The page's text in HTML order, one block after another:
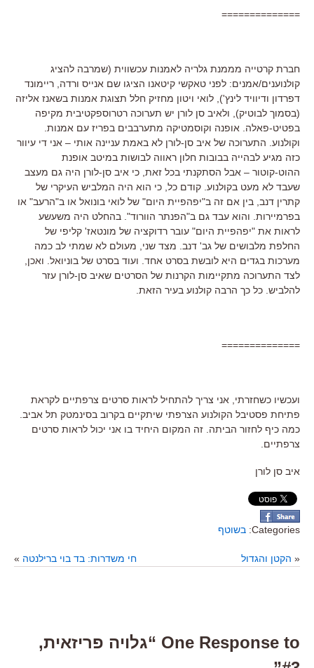
==============
חברת קרטייה מממנת גלריה לאמנות עכשווית (שמרבה להציג
קולנוענים/אמנים: לפני טאקשי קיטאנו הציגו שם אנייס ורדה, ריימונד
דפרדון ודיוויד לינץ'), לואי ויטון מחזיק חלל תצוגת אמנות בשאנז אליזה
(בסמוך לבוטיק), ולאיב סן לורן יש תערוכה רטרוספקטיבית מקיפה
בפטיט-פאלה. אופנה וקוסמטיקה מתערבבים בפריז עם אמנות.
וקולנוע. התערוכה של איב סן-לורן לא באמת עניינה אותי – אני די עיוור
כזה מגיע לבהייה בבובות חלון ראווה לבושות במיטב אופנת
ההוט-קוטור – אבל הסתקנתי בכל זאת, כי איב סן-לורן היה גם מעצב
שעבד לא מעט בקולנוע. קודם כל, כי הוא היה המלביש העיקרי של
קתרין דנב, בין אם זה ב"יפהפיית היום" של לואי בונואל או ב"הרעב" או
בפרמיירות. והוא עבד גם ב"הפנתר הוורוד". בהחלט היה משעשע
לראות את "יפהפיית היום" עובר רדוקציה של מונטאז' קליפי של
החלפת מלבושים של גב' דנב. מצד שני, מעולם לא שמתי לב כמה
מערכות בגדים היא לובשת בסרט אחד. ועוד בסרט של בוניואל. ואכן,
לצד התערוכה מתקיימות הקרנות של הסרטים שאיב סן-לורן עזר
להלביש. כל כך הרבה קולנוע בעיר הזאת.
==============
ועכשיו כשחזרתי, אני צריך להתחיל לראות סרטים צרפתיים לקראת
פתיחת פסטיבל הקולנוע הצרפתי שיתקיים בקרוב בסינמטק תל אביב.
כמה כיף לחזור הביתה. זה המקום היחיד בו אני יכול לראות סרטים
צרפתיים.
איב סן לורן
Categories: בשוטף
« הקטן והגדול חי משדרות: בד בוי ברילנטה »
One Response to “גלויה פריזאית,